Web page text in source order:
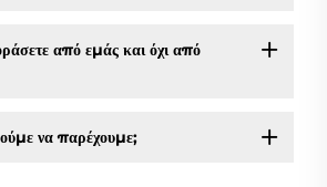
από εμάς και όχι από
να παρέχουμε;